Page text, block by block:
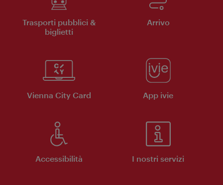
Trasporti pubblici &
biglietti
Arrivo
Vienna City Card App ivie
Accessibilità I nostri servizi